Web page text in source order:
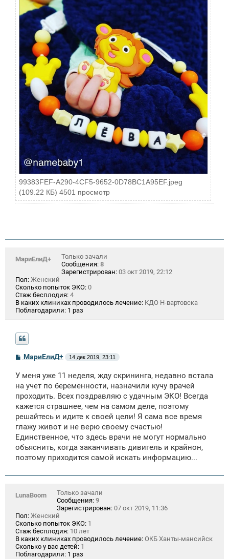
99383FEF-A290-4CF5-9652-0D78BC1A95EF.jpeg
(109.22 КБ) 4501 просмотр
МариЕлиД+
Только зачали
Сообщения: 8
Зарегистрирован: 03 окт 2019, 22:12
Пол: Женский
Сколько попыток ЭКО: 0
Стаж бесплодия: 4
В каких клиниках проводилось лечение: КДО Н-вартовска
Поблагодарили: 1 раз
С
б
щ
н
и
МариЕлиД+ 14 дек 2019, 23:11
У меня уже 11 неделя, жду скрининга, недавно встала
на учет по беременности, назначили кучу врачей
проходить. Всех поздравляю с удачным ЭКО! Всегда
кажется страшнее, чем на самом деле, поэтому
решайтесь и идите к своей цели! Я сама все время
глажу живот и не верю своему счастью!
Единственное, что здесь врачи не могут нормально
объяснить, когда заканчивать дивигель и крайнон,
поэтому приходится самой искать информацию...
LunaBoom
Только зачали
Сообщения: 9
Зарегистрирован: 07 окт 2019, 11:36
Пол: Женский
Сколько попыток ЭКО: 1
Стаж бесплодия: 10 лет
В каких клиниках проводилось лечение: ОКБ Ханты-мансийск
Сколько у вас детей: 1
Поблагодарили: 1 раз